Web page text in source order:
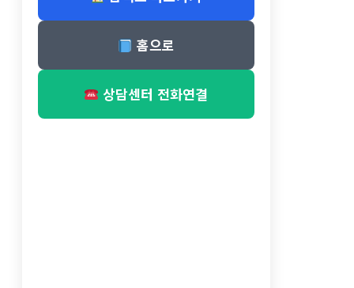
홈으로
상담센터 전화연결